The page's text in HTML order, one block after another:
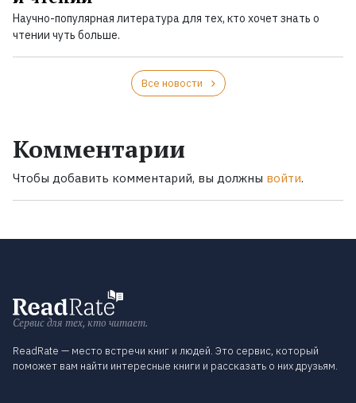
Научно-популярная литература для тех, кто хочет знать о
чтении чуть больше.
Все новости
Комментарии
Чтобы добавить комментарий, вы должны войти.
Сервис для тех, кто читает.
ReadRate — место встречи книг и людей. Это сервис, который
поможет вам найти интересные книги и рассказать о них друзьям.